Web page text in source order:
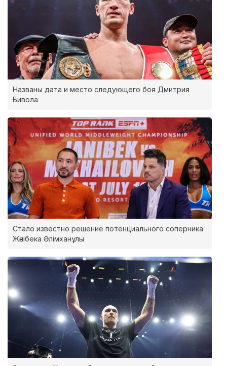
Названы дата и место следующего боя Дмитрия
Бивола
Стало известно решение потенциального соперника
Жәнібека Әлімханұлы